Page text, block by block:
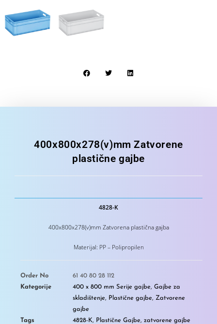
400x800x278(v)mm Zatvorene
plastične gajbe
4828-K
400x800x278(v)mm Zatvorena plastična gajba
Materijal: PP – Polipropilen
Order No
61 40 80 28 112
Kategorije
400 x 800 mm Serije gajbe, Gajbe za
skladištenje, Plastične gajbe, Zatvorene
gajbe
Tags
4828-K, Plastične Gajbe, zatvorene gajbe